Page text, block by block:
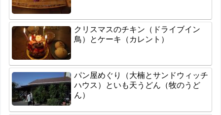
クリスマスのチキン（ドライブイン
鳥）とケーキ（カレント）
パン屋めぐり（大楠とサンドウィッチ
ハウス）といも天うどん（牧のうど
ん）